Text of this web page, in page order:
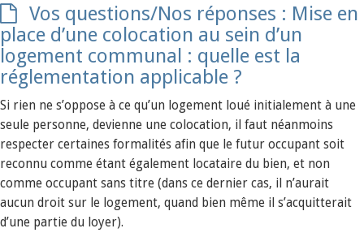
Vos questions/Nos réponses : Mise en
place d’une colocation au sein d’un
logement communal : quelle est la
réglementation applicable ?
Si rien ne s’oppose à ce qu’un logement loué initialement à une
seule personne, devienne une colocation, il faut néanmoins
respecter certaines formalités afin que le futur occupant soit
reconnu comme étant également locataire du bien, et non
comme occupant sans titre (dans ce dernier cas, il n’aurait
aucun droit sur le logement, quand bien même il s’acquitterait
d’une partie du loyer).